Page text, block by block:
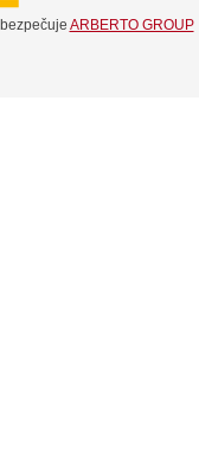
ARBERTO GROUP